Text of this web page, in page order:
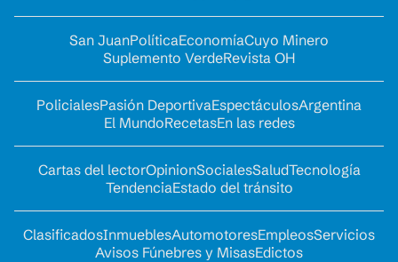
San JuanPolíticaEconomíaCuyo Minero
Suplemento VerdeRevista OH
PolicialesPasión DeportivaEspectáculosArgentina
El MundoRecetasEn las redes
Cartas del lectorOpinionSocialesSaludTecnología
TendenciaEstado del tránsito
ClasificadosInmueblesAutomotoresEmpleosServicios
Avisos Fúnebres y MisasEdictos